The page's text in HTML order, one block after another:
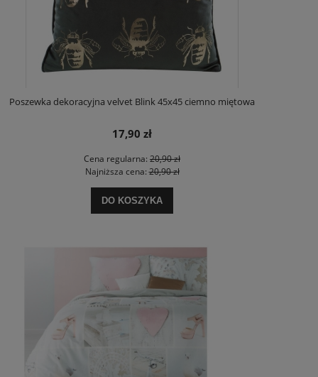
Poszewka dekoracyjna velvet Blink 45x45 ciemno miętowa
17,90 zł
Cena regularna: 20,90 zł
Najniższa cena:20,90 zł
DO KOSZYKA